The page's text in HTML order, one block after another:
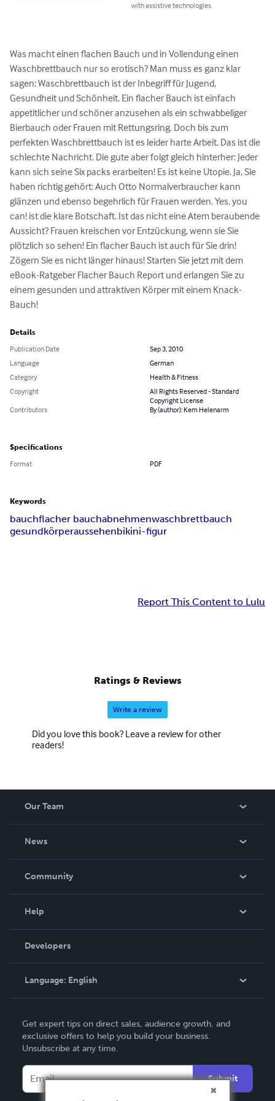
with assistive technologies.
Was macht einen flachen Bauch und in Vollendung einen
Waschbrettbauch nur so erotisch? Man muss es ganz klar
sagen: Waschbrettbauch ist der Inbegriff für Jugend,
Gesundheit und Schönheit. Ein flacher Bauch ist einfach
appetitlicher und schöner anzusehen als ein schwabbeliger
Bierbauch oder Frauen mit Rettungsring. Doch bis zum
perfekten Waschbrettbauch ist es leider harte Arbeit. Das ist die
schlechte Nachricht. Die gute aber folgt gleich hinterher: Jeder
kann sich seine Six packs erarbeiten! Es ist keine Utopie. Ja, Sie
haben richtig gehört: Auch Otto Normalverbraucher kann
glänzen und ebenso begehrlich für Frauen werden. Yes, you
can! ist die klare Botschaft. Ist das nicht eine Atem beraubende
Aussicht? Frauen kreischen vor Entzückung, wenn sie Sie
plötzlich so sehen! Ein flacher Bauch ist auch für Sie drin!
Zögern Sie es nicht länger hinaus! Starten Sie jetzt mit dem
eBook-Ratgeber Flacher Bauch Report und erlangen Sie zu
einem gesunden und attraktiven Körper mit einem Knack-
Bauch!
Details
Publication Date
Sep 3, 2010
Language
German
Category
Health & Fitness
Copyright
All Rights Reserved - Standard
Copyright License
Contributors
By (author): Kem Helenarm
Specifications
Format PDF
Keywords
bauchflacher bauchabnehmenwaschbrettbauch
gesundkörperaussehenbikini-figur
Report This Content to Lulu
Ratings & Reviews
Write a review
Did you love this book? Leave a review for other
readers!
Our Team
News
In The News
Community
Podcast
Help
Order Lookup
Knowledge Base
Contact Support
Developers
Language: English
Deutsch
Français
Italiano
Español
Get expert tips on direct sales, audience growth, and
exclusive offers to help you build your business.
Unsubscribe at any time.
Submit